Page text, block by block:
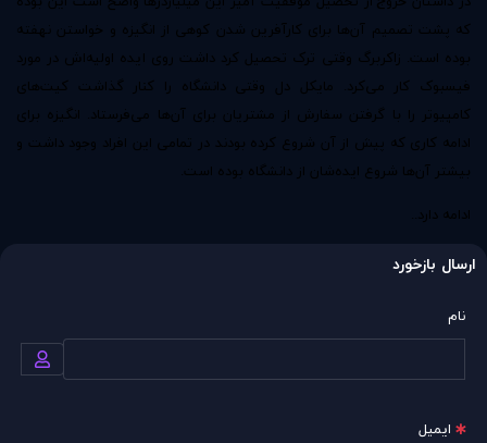
که پشت تصمیم آن‌ها برای کارآفرین شدن کوهی از انگیزه و خواستن نهفته
بوده است. زاکربرگ وقتی ترک تحصیل کرد داشت روی ایده اولیه‌اش در مورد
فیسبوک کار می‌کرد. مایکل دل وقتی دانشگاه را کنار گذاشت کیت‌های
کامپیوتر را با گرفتن سفارش از مشتریان برای آن‌ها می‌فرستاد. انگیزه برای
ادامه کاری که پیش از آن شروع کرده بودند در تمامی این افراد وجود داشت و
بیشتر آن‌ها شروع ایده‌شان از دانشگاه بوده است.
ادامه دارد..
ارسال بازخورد
نام
ایمیل